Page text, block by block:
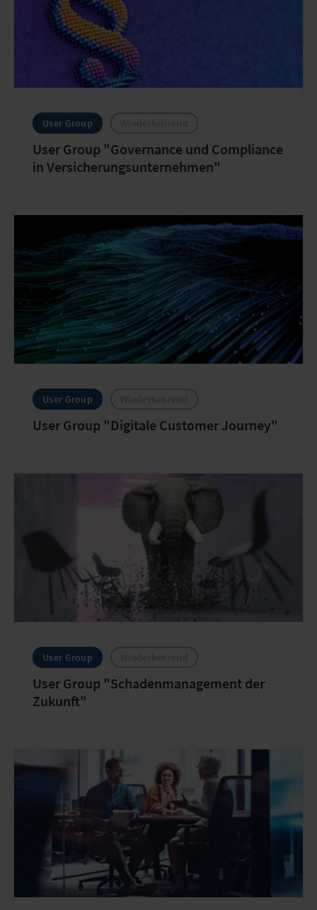
User Group
User Group "Governance und Compliance
in Versicherungsunternehmen"
User Group
User Group "Digitale Customer Journey"
User Group
User Group "Schadenmanagement der
Zukunft"